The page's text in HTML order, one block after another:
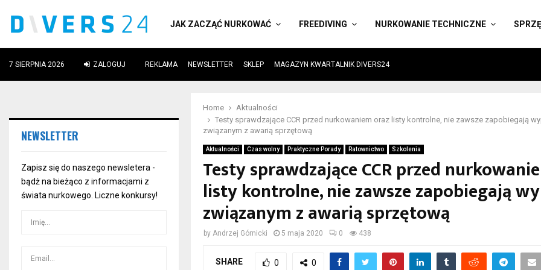
JAK ZACZĄĆ NURKOWAĆ FREEDIVING NURKOWANIE TECHNICZNE
7 SIERPNIA 2026 ZALOGUJ REKLAMA NEWSLETTER SKLEP MAGAZYN KWARTALNIK DIVERS24
Home
Aktualności
Testy sprawdzające CCR przed nurkowaniem oraz listy kontrolne, nie zawsze zapobiegają
związanym z awarią sprzętową
Aktualności Czas wolny Praktyczne Porady Ratownictwo Szkolenia
Testy sprawdzające CCR przed
listy kontrolne, nie zawsze zapobiegają
związanym z awarią sprzętową
byAndrzej Górnicki 5 maja 2020 0 438
SHARE 0 0
NEWSLETTER
Zapisz się do naszego newsletera -
bądż na bieżąco z informacjami z
świata nurkowego. Liczne konkursy!